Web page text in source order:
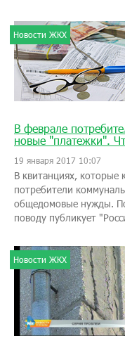
Новости ЖКХ
В феврале
новые "платежки".
19 января 2017 10:07
В квитанциях, которые
потребители
общедомовые нужды.
поводу публикует
Новости ЖКХ